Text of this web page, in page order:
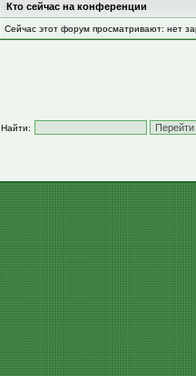
Кто сейчас на конференции
Сейчас этот форум просматривают: нет
Найти: